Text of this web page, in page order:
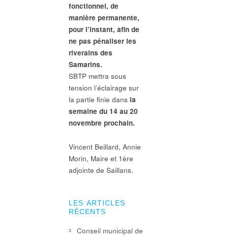
fonctionnel, de
manière permanente,
pour l’instant, afin de
ne pas pénaliser les
riverains des
Samarins.
SBTP mettra sous
tension l’éclairage sur
la partie finie dans la
semaine du 14 au 20
novembre prochain.
Vincent Beillard, Annie
Morin, Maire et 1ère
adjointe de Saillans.
LES ARTICLES
RÉCENTS
Conseil municipal de